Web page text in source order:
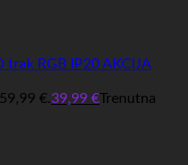
trak RGB IP20 AKCIJA
€.39,99 €Trenutna